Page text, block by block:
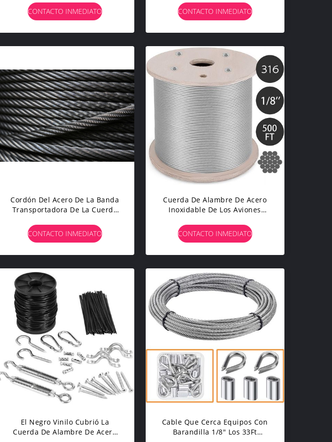
CONTACTO INMEDIATO
4 × 31 SW + FC
CONTACTO INMEDIATO
Cordón Del Acero De La Banda
Transportadora De La Cuerda
1X19W+7x7 Usado Para
Reforzar Las Correas De Goma
CONTACTO INMEDIATO
Cuerda De Alambre De Acero
Inoxidable De Los Aviones
Que Cerca Con Barandilla
CONTACTO INMEDIATO
El Negro Vinilo Cubrió La
Cuerda De Alambre De Acero
Cable Que Cerca Equipos Con
Barandilla 1/8" Los 33Ft